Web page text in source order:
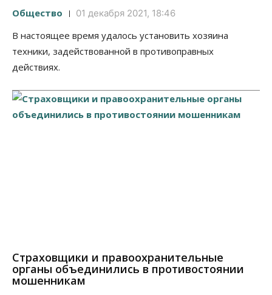
Общество 01 декабря 2021, 18:46
В настоящее время удалось установить хозяина
техники, задействованной в противоправных
действиях.
Страховщики и правоохранительные
органы объединились в противостоянии
мошенникам